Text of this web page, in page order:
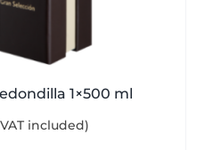
1×500 ml
included)